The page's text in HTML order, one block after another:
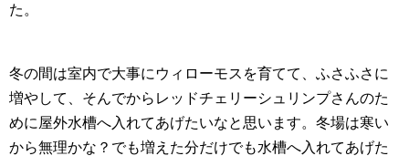
た。
冬の間は室内で大事にウィローモスを育てて、ふさふさに
増やして、そんでからレッドチェリーシュリンプさんのた
めに屋外水槽へ入れてあげたいなと思います。冬場は寒い
から無理かな？でも増えた分だけでも水槽へ入れてあげた